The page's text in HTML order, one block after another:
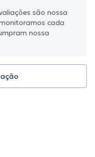
são nossa
cada
nossa